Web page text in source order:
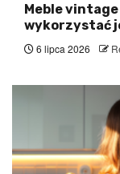
Meble
wykorzystać
6 lipca 2026